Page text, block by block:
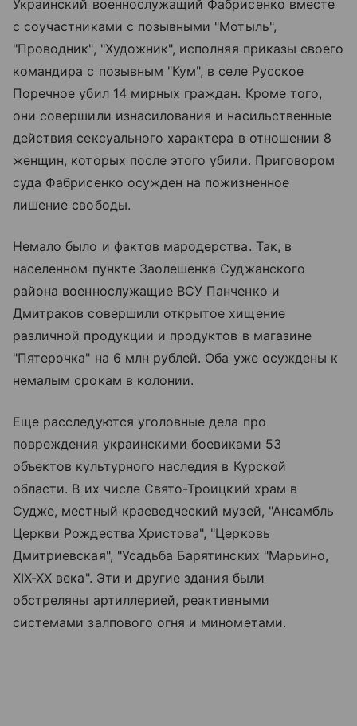
Украинский военнослужащий Фабрисенко вместе
с соучастниками с позывными "Мотыль",
"Проводник", "Художник", исполняя приказы своего
командира с позывным "Кум", в селе Русское
Поречное убил 14 мирных граждан. Кроме того,
они совершили изнасилования и насильственные
действия сексуального характера в отношении 8
женщин, которых после этого убили. Приговором
суда Фабрисенко осужден на пожизненное
лишение свободы.
Немало было и фактов мародерства. Так, в
населенном пункте Заолешенка Суджанского
района военнослужащие ВСУ Панченко и
Дмитраков совершили открытое хищение
различной продукции и продуктов в магазине
"Пятерочка" на 6 млн рублей. Оба уже осуждены к
немалым срокам в колонии.
Еще расследуются уголовные дела про
повреждения украинскими боевиками 53
объектов культурного наследия в Курской
области. В их числе Свято-Троицкий храм в
Судже, местный краеведческий музей, "Ансамбль
Церкви Рождества Христова", "Церковь
Дмитриевская", "Усадьба Барятинских "Марьино,
XIX-XX века". Эти и другие здания были
обстреляны артиллерией, реактивными
системами залпового огня и минометами.